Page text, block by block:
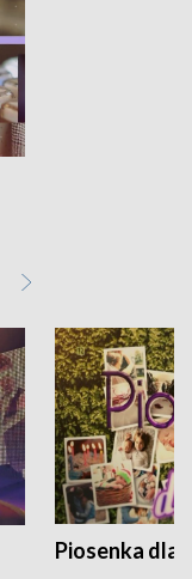
Piosenka dla